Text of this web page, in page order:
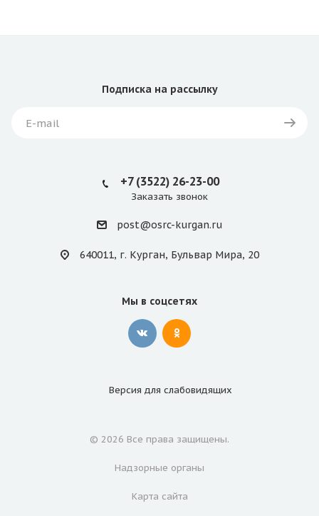
Подписка на рассылку
+7 (3522) 26-23-00
Заказать звонок
post@osrc-kurgan.ru
640011, г. Курган, Бульвар Мира, 20
Мы в соцсетях
Версия для слабовидящих
© 2026 Все права защищены.
Надзорные органы
Карта сайта